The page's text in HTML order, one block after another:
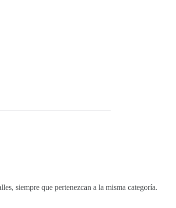
siempre que pertenezcan a la misma categoría.